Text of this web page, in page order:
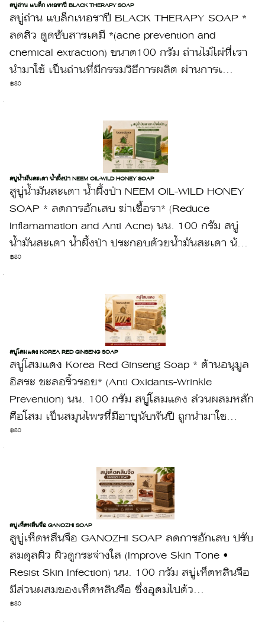
สบู่ถ่าน แบล็ก เทอราปี BLACK THERAPY SOAP
สบู่ถ่าน แบล็กเทอราปี BLACK THERAPY SOAP *
ลดสิว ดูดซับสารเคมี *(acne prevention and
chemical extraction) ขนาด100 กรัม ถ่านไม้ไผ่ที่เรา
นำมาใช้ เป็นถ่านที่มีกรรมวิธีการผลิต ผ่านการเ...
฿80
สบู่น้ำมันสะเดา น้ำผึ้งป่า NEEM OIL-WILD HONEY SOAP
สูบู่น้ำมันสะเดา น้ำผึ้งป่า NEEM OIL-WILD HONEY
SOAP * ลดการอักเสบ ฆ่าเชื้อรา* (Reduce
Inflamamation and Anti Acne) นน. 100 กรัม สบู่
น้ำมันสะเดา น้ำผึ้งป่า ประกอบด้วยน้ำมันสะเดา น้...
฿80
สบู่โสมแดง KOREA RED GINSENG SOAP
สบู่โสมแดง Korea Red Ginseng Soap * ต้านอนุมูล
อิสระ ชะลอริ้วรอย* (Anti Oxidants-Wrinkle
Prevention) นน. 100 กรัม สบู่โสมแดง ส่วนผสมหลัก
คือโสม เป็นสมุนไพรที่มีอายุนับพันปี ถูกนำมาใช...
฿80
สบู่เห็ดหลืนจือ GANOZHI SOAP
สูบู่เห็ดหลืนจือ GANOZHI SOAP ลดการอักเสบ ปรับ
สมดุลผิว ผิวดูกระจ่างใส (Improve Skin Tone •
Resist Skin Infection) นน. 100 กรัม สบู่เห็ดหลินจือ
มีส่วนผสมของเห็ดหลินจือ ซึ่งอุดมไปด้ว...
฿80